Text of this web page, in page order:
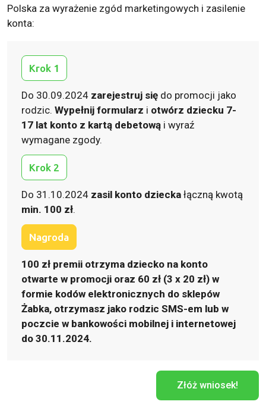
Polska za wyrażenie zgód marketingowych i zasilenie
konta:
Krok 1
Do 30.09.2024 zarejestruj się do promocji jako
rodzic. Wypełnij formularz i otwórz dziecku 7-
17 lat konto z kartą debetową i wyraź
wymagane zgody.
Krok 2
Do 31.10.2024 zasil konto dziecka łączną kwotą
min. 100 zł.
Nagroda
100 zł premii otrzyma dziecko na konto
otwarte w promocji oraz 60 zł (3 x 20 zł) w
formie kodów elektronicznych do sklepów
Żabka, otrzymasz jako rodzic SMS-em lub w
poczcie w bankowości mobilnej i internetowej
do 30.11.2024.
Złóż wniosek!